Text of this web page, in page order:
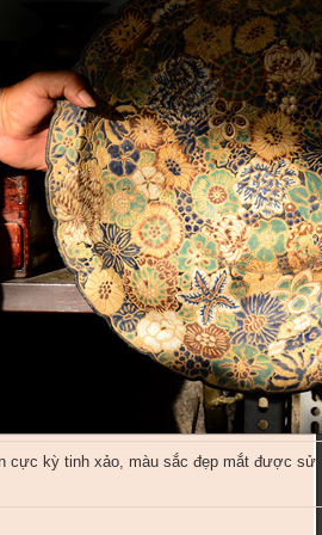
cực kỳ tinh xảo, màu sắc đẹp mắt được